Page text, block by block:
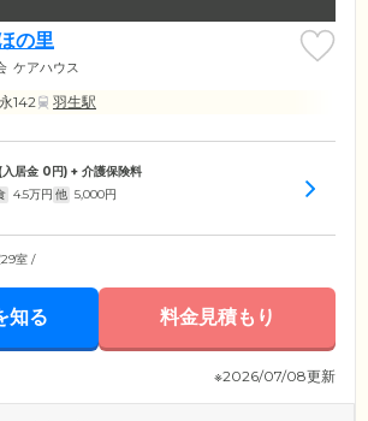
の里
ケアハウス
142 羽生駅
(入居金 0円) + 介護保険料
4.5万円 他 5,000円
室 /
知る 料金見積もり
※2026/07/08更新